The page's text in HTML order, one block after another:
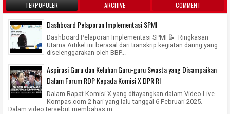
TERPOPULER ARCHIVE COMMENT
Dashboard Pelaporan Implementasi SPMI
Dashboard Pelaporan Implementasi SPMI 📝 Ringkasan
Utama Artikel ini berasal dari transkrip kegiatan daring yang
diselenggarakan oleh BBP...
Aspirasi Guru dan Keluhan Guru-guru Swasta yang Disampaikan
Dalam Forum RDP Kepada Komisi X DPR RI
Dalam Rapat Komisi X yang ditayangkan dalam Video Live
Kompas.com 2 hari yang lalu tanggal 6 Februari 2025.
Dalam video tersebut membahas m...